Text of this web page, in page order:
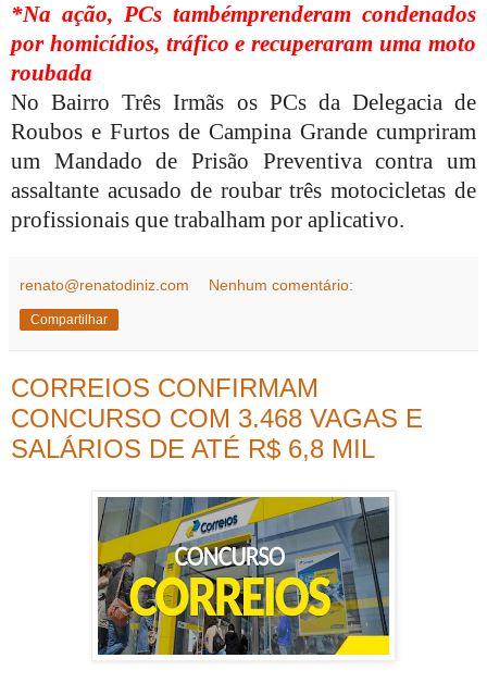
*Na ação, PCs tambémprenderam condenados
por homicídios, tráfico e recuperaram uma moto
roubada
No Bairro Três Irmãs os PCs da Delegacia de
Roubos e Furtos de Campina Grande cumpriram
um Mandado de Prisão Preventiva contra um
assaltante acusado de roubar três motocicletas de
profissionais que trabalham por aplicativo.
renato@renatodiniz.com Nenhum comentário:
Compartilhar
CORREIOS CONFIRMAM
CONCURSO COM 3.468 VAGAS E
SALÁRIOS DE ATÉ R$ 6,8 MIL